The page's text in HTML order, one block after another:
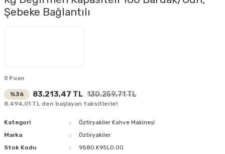
Şebeke Bağlantılı
0 Puan
%36 83.213,47 TL 130.259,71 TL
8.494,01 TL den başlayan taksitlerle!
Kategori
Öztiryakiler Kahve Makinesi
Marka
Öztiryakiler
Stok Kodu
9580.K95L0.00